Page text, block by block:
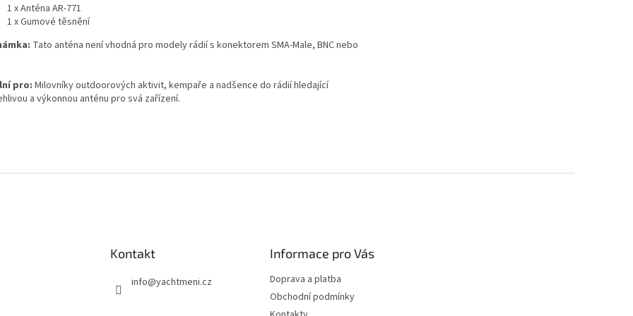
1 x Anténa AR-771
1 x Gumové těsnění
Tato anténa není vhodná pro modely rádií s konektorem SMA-Male, BNC nebo
pro: Milovníky outdoorových aktivit, kempaře a nadšence do rádií hledající
a výkonnou anténu pro svá zařízení.
Kontakt
info@yachtmeni.cz
Informace pro Vás
Doprava a platba
Obchodní podmínky